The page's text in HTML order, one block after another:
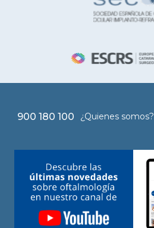
900 180 100 ¿Quienes somos?